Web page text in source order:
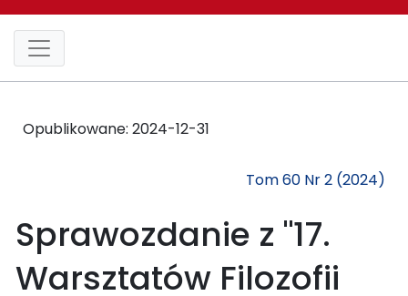
Opublikowane: 2024-12-31
Tom 60 Nr 2 (2024)
Sprawozdanie z "17.
Warsztatów Filozofii